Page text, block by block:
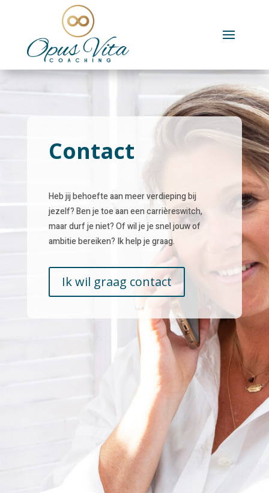
Contact
Heb jij behoefte aan meer verdieping bij
jezelf? Ben je toe aan een carrièreswitch,
maar durf je niet? Of wil je je snel jouw of
ambitie bereiken? Ik help je graag.
Ik wil graag contact